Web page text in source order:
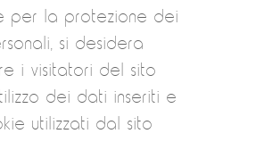
per la protezione dei
si desidera
i visitatori del sito
dei dati inseriti e
utilizzati dal sito